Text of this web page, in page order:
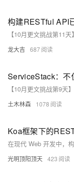
龙大吉 687
土木林森 1078
Koa框架下的
光明顶阳顶天 423